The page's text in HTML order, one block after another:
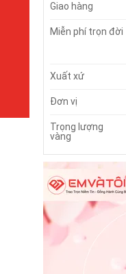
Giao hàng
Miễn phí trọn đời
Xuất xứ
Đơn vị
Trọng lượng
vàng